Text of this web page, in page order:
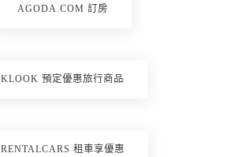
AGODA.COM 訂房
KLOOK 預定優惠旅行商品
RENTALCARS 租車享優惠